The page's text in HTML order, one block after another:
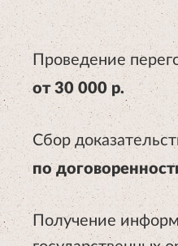
Проведение
от 30 000 р.
Сбор
по
Получение